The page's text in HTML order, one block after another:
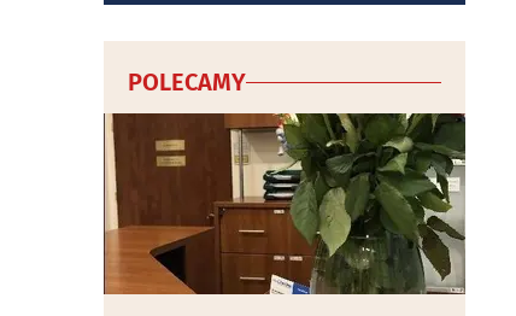
POLECAMY